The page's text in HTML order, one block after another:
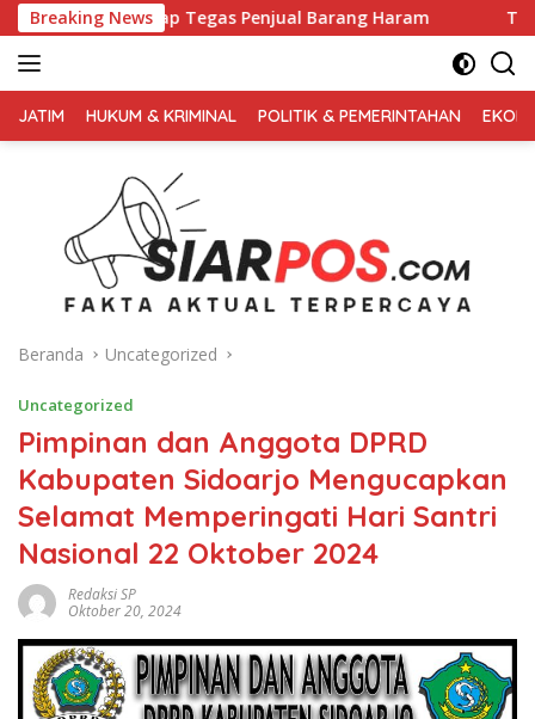
Langsung
ke
konten
Breaking News
Tegas Penjual Barang Haram Tiga Ruko Agen
TERPERCAYA
JATIM HUKUM & KRIMINAL POLITIK & PEMERINTAHAN
Beranda Uncategorized
Uncategorized
Pimpinan dan Anggota DPRD
Kabupaten Sidoarjo Mengucapkan
Selamat Memperingati Hari Santri
Nasional 22 Oktober 2024
Redaksi SP
Oktober 20, 2024